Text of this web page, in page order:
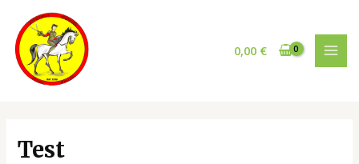
contenuto
0,00 €
Test